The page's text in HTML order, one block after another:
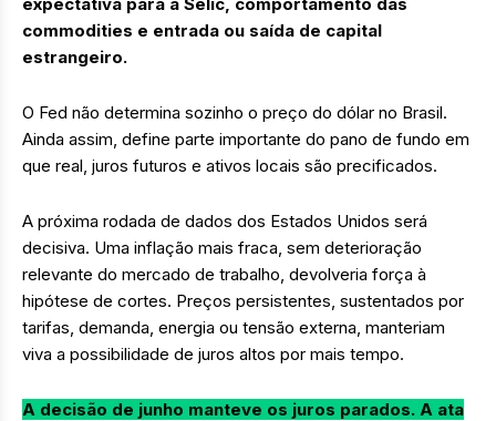
commodities e entrada ou saída de capital
estrangeiro.
O Fed não determina sozinho o preço do dólar no Brasil.
Ainda assim, define parte importante do pano de fundo em
que real, juros futuros e ativos locais são precificados.
A próxima rodada de dados dos Estados Unidos será
decisiva. Uma inflação mais fraca, sem deterioração
relevante do mercado de trabalho, devolveria força à
hipótese de cortes. Preços persistentes, sustentados por
tarifas, demanda, energia ou tensão externa, manteriam
viva a possibilidade de juros altos por mais tempo.
A decisão de junho manteve os juros parados. A ata